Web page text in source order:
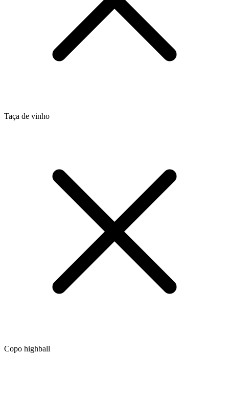
Taça de vinho
Copo highball